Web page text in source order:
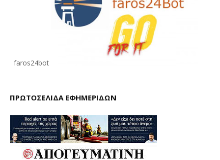
faros24bot
ΠΡΩΤΟΣΕΛΙΔΑ ΕΦΗΜΕΡΙΔΩΝ